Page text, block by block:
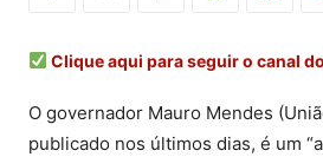
Clique aqui para seguir o canal
O governador Mauro Mendes
publicado nos últimos dias, é um